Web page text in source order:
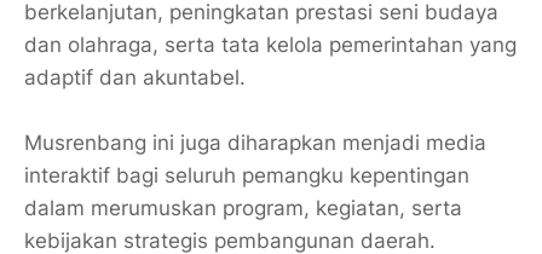
berkelanjutan, peningkatan prestasi seni budaya
dan olahraga, serta tata kelola pemerintahan yang
adaptif dan akuntabel.
Musrenbang ini juga diharapkan menjadi media
interaktif bagi seluruh pemangku kepentingan
dalam merumuskan program, kegiatan, serta
kebijakan strategis pembangunan daerah.